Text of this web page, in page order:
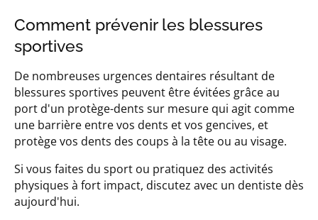
Comment prévenir les blessures
sportives
De nombreuses urgences dentaires résultant de
blessures sportives peuvent être évitées grâce au
port d'un protège-dents sur mesure qui agit comme
une barrière entre vos dents et vos gencives, et
protège vos dents des coups à la tête ou au visage.
Si vous faites du sport ou pratiquez des activités
physiques à fort impact, discutez avec un dentiste dès
aujourd'hui.